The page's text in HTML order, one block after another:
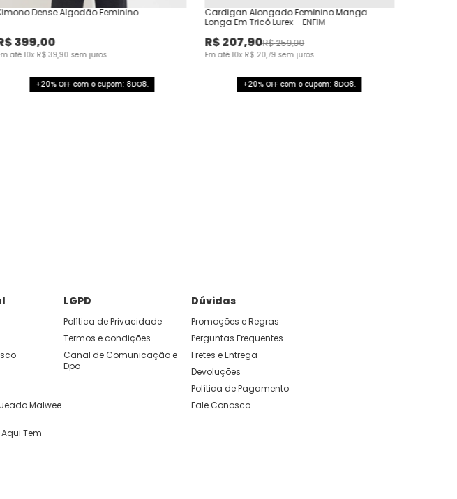
Dense Algodão Feminino
399,00
até10x R$ 39,90 sem juros
+20% OFF com o cupom: 8DO8.
Cardigan Alongado Feminino Manga
Longa Em Tricô Lurex - ENFIM
R$207,90R$259,00
Em até10x R$ 20,79 sem juros
+20% OFF com o cupom: 8DO8.
Malwee
Tem
LGPD
Política de Privacidade
Termos e condições
Canal de Comunicação e
Dpo
Dúvidas
Promoções e Regras
Perguntas Frequentes
Fretes e Entrega
Devoluções
Política de Pagamento
Fale Conosco